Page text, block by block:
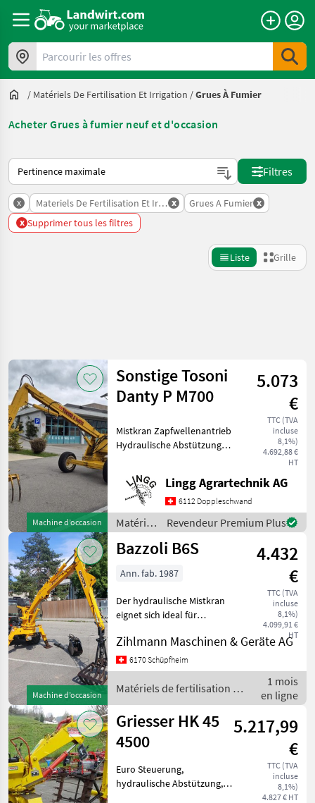
Parcourir les offres
/ Matériels De Fertilisation Et Irrigation /Grues À Fumier
Acheter Grues à fumier neuf et d'occasion
Voici comment les annonces sont triées sur Landwirt.com
Filtres
x Materiels De Fertilisation Et Irrigation
x Grues A Fumier x
x Supprimer tous les filtres
Liste Grille
Catégorie 3 Pays Filtres
CHEMIN
ACTUEL
matériel
agricole
Fertilisation
Et Irrigation
Grues A
Fumier
CHOISIR
UNE
CATÉGORIE
Sonstige
27
Bazzoli
1
Griesser
1
MARKETPLACE
Marketplace
Offres des
distributeurs
Réinitialiser
29
résultats
Machine d’occasion
Sonstige Tosoni
Danty P M700
5.073
€
TTC (TVA
incluse
8,1%)
4.692,88 €
HT
Mistkran Zapfwellenantrieb
Hydraulische Abstützung
Planierlöffel Matériels de
fertilisation et irrigation
Grues à fumier
Lingg Agrartechnik AG
6112 Doppleschwand
Matériels
de
fertilisation
irrigation
Sonstige
Revendeur Premium Plus
Machine d’occasion
Bazzoli B6S
4.432
€
TTC (TVA
incluse
8,1%)
4.099,91 €
HT
Ann. fab. 1987
Der hydraulische Mistkran
eignet sich ideal für
verschiedene
Verladearbeiten. Dank des
grossen Arbeitsbereichs
und der feinfühligen
Zihlmann Maschinen & Geräte AG
6170 Schüpfheim
Matériels de fertilisation et
irrigation / Bazzoli
1 mois
en ligne
Griesser HK 45
4500
5.217,99
€
TTC (TVA
incluse
8,1%)
4.827 € HT
Euro Steuerung,
hydraulische Abstützung,